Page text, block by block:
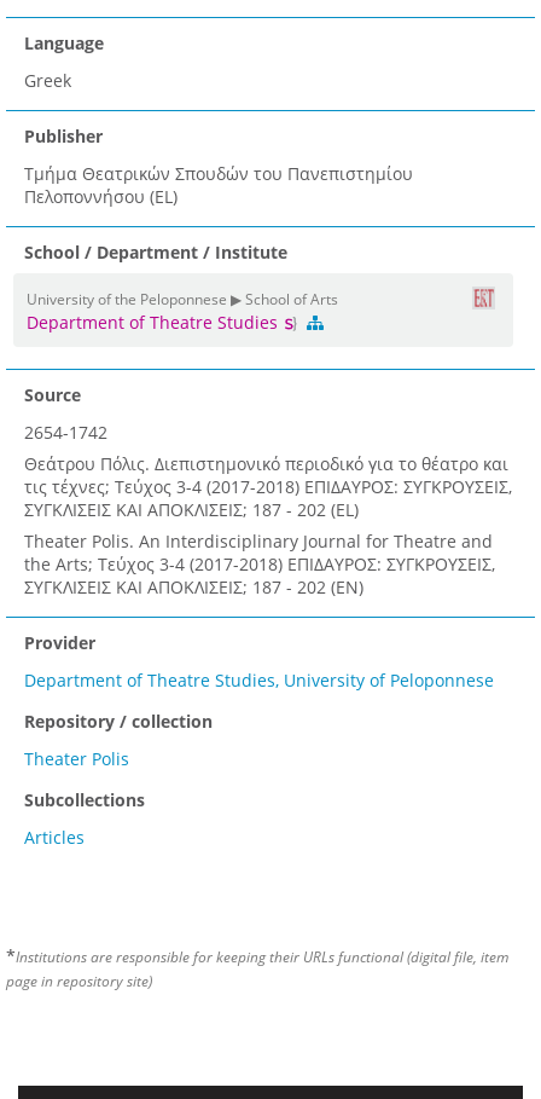
Language
Greek
Publisher
Τμήμα Θεατρικών Σπουδών του Πανεπιστημίου
Πελοποννήσου (EL)
School / Department / Institute
University of the Peloponnese ▶ School of Arts
Department of Theatre Studies
Source
2654-1742
Θεάτρου Πόλις. Διεπιστημονικό περιοδικό για το θέατρο και
τις τέχνες; Τεύχος 3-4 (2017-2018) ΕΠΙΔΑΥΡΟΣ: ΣΥΓΚΡΟΥΣΕΙΣ,
ΣΥΓΚΛΙΣΕΙΣ ΚΑΙ ΑΠΟΚΛΙΣΕΙΣ; 187 - 202 (EL)
Theater Polis. An Interdisciplinary Journal for Theatre and
the Arts; Τεύχος 3-4 (2017-2018) ΕΠΙΔΑΥΡΟΣ: ΣΥΓΚΡΟΥΣΕΙΣ,
ΣΥΓΚΛΙΣΕΙΣ ΚΑΙ ΑΠΟΚΛΙΣΕΙΣ; 187 - 202 (EN)
Provider
Department of Theatre Studies, University of Peloponnese
Repository / collection
Theater Polis
Subcollections
Articles
*Institutions are responsible for keeping their URLs functional (digital file, item
page in repository site)